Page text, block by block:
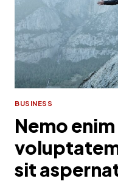
BUSINESS
Nemo
sit